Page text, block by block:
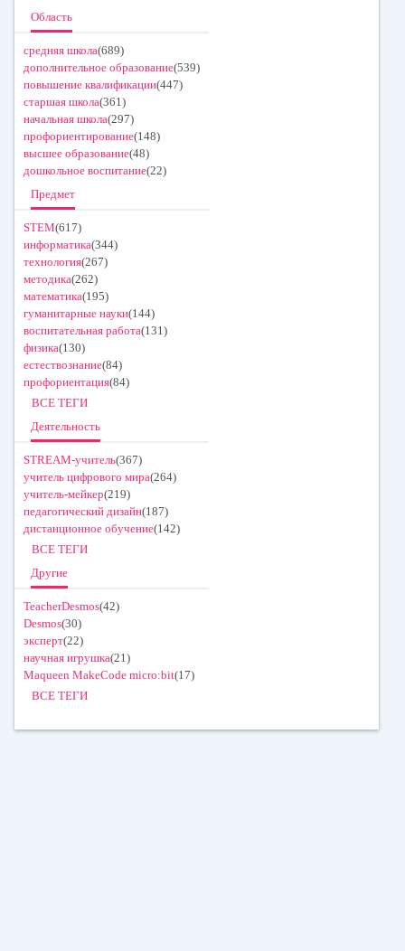
Область
средняя школа(689)
дополнительное образование(539)
повышение квалификации(447)
старшая школа(361)
начальная школа(297)
профориентирование(148)
высшее образование(48)
дошкольное воспитание(22)
Предмет
STEM(617)
информатика(344)
технология(267)
методика(262)
математика(195)
гуманитарные науки(144)
воспитательная работа(131)
физика(130)
естествознание(84)
профориентация(84)
ВСЕ ТЕГИ
Деятельность
STREAM-учитель(367)
учитель цифрового мира(264)
учитель-мейкер(219)
педагогический дизайн(187)
дистанционное обучение(142)
ВСЕ ТЕГИ
Другие
TeacherDesmos(42)
Desmos(30)
эксперт(22)
научная игрушка(21)
Maqueen MakeCode micro:bit(17)
ВСЕ ТЕГИ